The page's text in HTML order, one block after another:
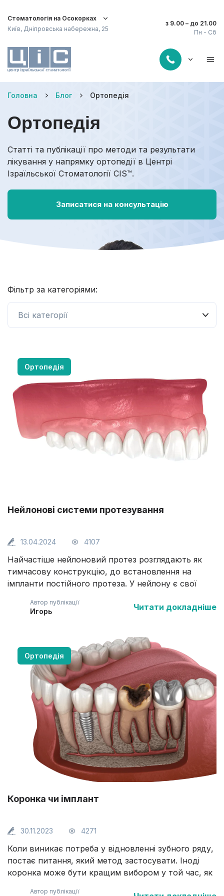
Стоматологія на Осокорках
Київ, Дніпровська набережна, 25
Пн - Сб
з 9.00 – до 21.00
Головна Блог Ортопедія
Ортопедія
Статті та публікації про методи та результати
лікування у напрямку ортопедії в Центрі
Ізраїльської Стоматології CIS™.
Записатися на консультацію
Фільтр за категоріями:
Ортопедія
Нейлонові системи протезування
13.04.2024 4107
Найчастіше нейлоновий протез розглядають як
тимчасову конструкцію, до встановлення на
імпланти постійного протеза. У нейлону є свої
(акрилом). Примітно, що вироби з нейлону також
Автор публікації
Игорь Читати докладніше
Ортопедія
Коронка чи імплант
30.11.2023 4271
Коли виникає потреба у відновленні зубного ряду,
постає питання, який метод застосувати. Іноді
коронка може бути кращим вибором у той час, як
Автор публікації